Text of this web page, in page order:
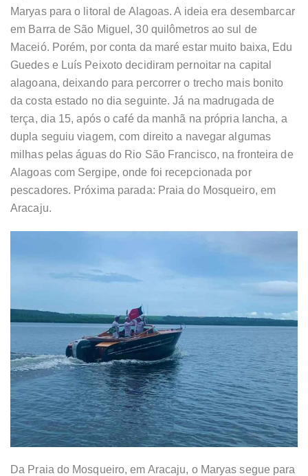
Maryas para o litoral de Alagoas. A ideia era desembarcar
em Barra de São Miguel, 30 quilômetros ao sul de
Maceió. Porém, por conta da maré estar muito baixa, Edu
Guedes e Luís Peixoto decidiram pernoitar na capital
alagoana, deixando para percorrer o trecho mais bonito
da costa estado no dia seguinte. Já na madrugada de
terça, dia 15, após o café da manhã na própria lancha, a
dupla seguiu viagem, com direito a navegar algumas
milhas pelas águas do Rio São Francisco, na fronteira de
Alagoas com Sergipe, onde foi recepcionada por
pescadores. Próxima parada: Praia do Mosqueiro, em
Aracaju.
Da Praia do Mosqueiro, em Aracaju, o Maryas segue para